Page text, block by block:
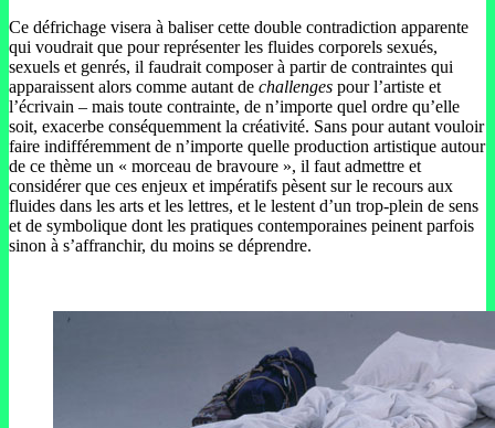
Ce défrichage visera à baliser cette double contradiction apparente
qui voudrait que pour représenter les fluides corporels sexués,
sexuels et genrés, il faudrait composer à partir de contraintes qui
apparaissent alors comme autant de challenges pour l’artiste et
l’écrivain – mais toute contrainte, de n’importe quel ordre qu’elle
soit, exacerbe conséquemment la créativité. Sans pour autant vouloir
faire indifféremment de n’importe quelle production artistique autour
de ce thème un « morceau de bravoure », il faut admettre et
considérer que ces enjeux et impératifs pèsent sur le recours aux
fluides dans les arts et les lettres, et le lestent d’un trop-plein de sens
et de symbolique dont les pratiques contemporaines peinent parfois
sinon à s’affranchir, du moins se déprendre.